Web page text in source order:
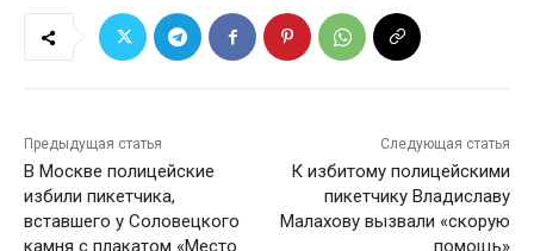
Предыдущая статья
В Москве полицейские
избили пикетчика,
вставшего у Соловецкого
камня с плакатом «Место
Следующая статья
К избитому полицейскими
пикетчику Владиславу
Малахову вызвали «скорую
помощь»